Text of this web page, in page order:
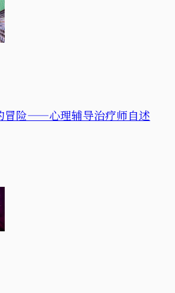
冒险——心理辅导治疗师自述